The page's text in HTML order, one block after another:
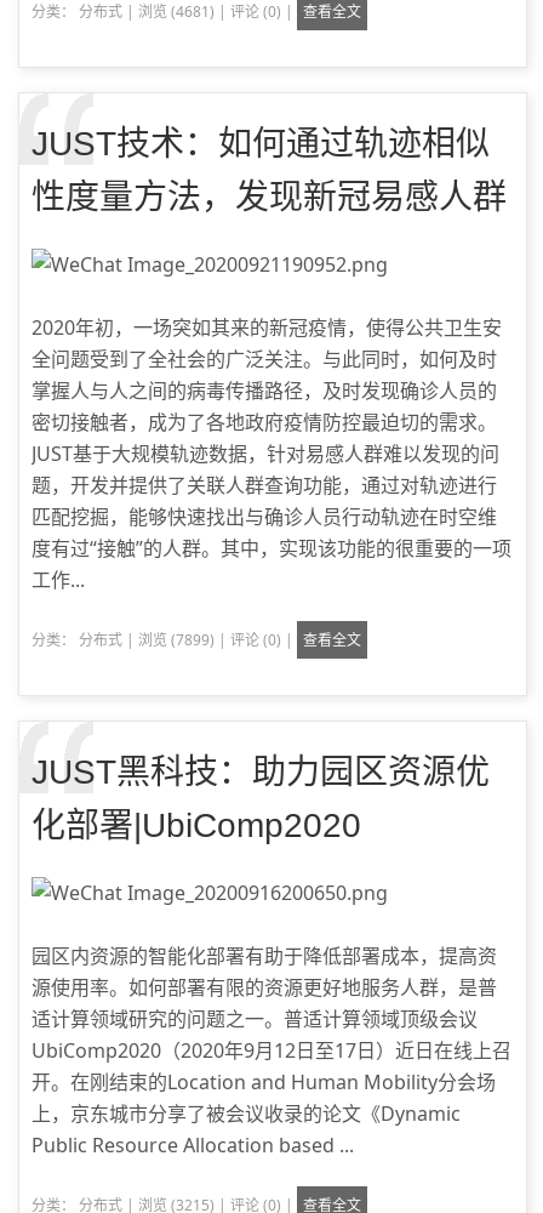
分类： 分布式 | 浏览 (4681) | 评论 (0) | 查看全文
JUST技术：如何通过轨迹相似
性度量方法，发现新冠易感人群
2020年初，一场突如其来的新冠疫情，使得公共卫生安
全问题受到了全社会的广泛关注。与此同时，如何及时
掌握人与人之间的病毒传播路径，及时发现确诊人员的
密切接触者，成为了各地政府疫情防控最迫切的需求。
JUST基于大规模轨迹数据，针对易感人群难以发现的问
题，开发并提供了关联人群查询功能，通过对轨迹进行
匹配挖掘，能够快速找出与确诊人员行动轨迹在时空维
度有过“接触”的人群。其中，实现该功能的很重要的一项
工作...
分类： 分布式 | 浏览 (7899) | 评论 (0) | 查看全文
JUST黑科技：助力园区资源优
化部署|UbiComp2020
园区内资源的智能化部署有助于降低部署成本，提高资
源使用率。如何部署有限的资源更好地服务人群，是普
适计算领域研究的问题之一。普适计算领域顶级会议
UbiComp2020（2020年9月12日至17日）近日在线上召
开。在刚结束的Location and Human Mobility分会场
上，京东城市分享了被会议收录的论文《Dynamic
Public Resource Allocation based ...
分类： 分布式 | 浏览 (3215) | 评论 (0) | 查看全文